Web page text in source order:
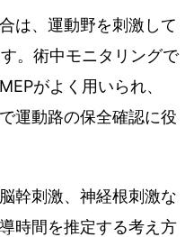
は、運動野を刺激して
。術中モニタリングで
がよく用いられ、
運動路の保全確認に役
幹刺激、神経根刺激な
時間を推定する考え方